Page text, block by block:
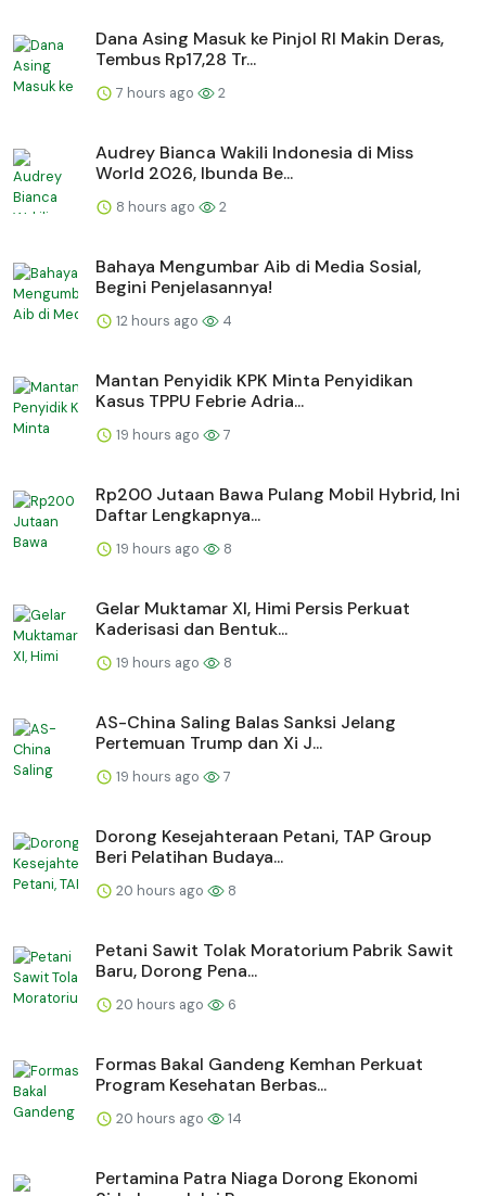
Dana Asing Masuk ke Pinjol RI Makin Deras,
Tembus Rp17,28 Tr...
7 hours ago 2
Audrey Bianca Wakili Indonesia di Miss
World 2026, Ibunda Be...
8 hours ago 2
Bahaya Mengumbar Aib di Media Sosial,
Begini Penjelasannya!
12 hours ago 4
Mantan Penyidik KPK Minta Penyidikan
Kasus TPPU Febrie Adria...
19 hours ago 7
Rp200 Jutaan Bawa Pulang Mobil Hybrid, Ini
Daftar Lengkapnya...
19 hours ago 8
Gelar Muktamar XI, Himi Persis Perkuat
Kaderisasi dan Bentuk...
19 hours ago 8
AS-China Saling Balas Sanksi Jelang
Pertemuan Trump dan Xi J...
19 hours ago 7
Dorong Kesejahteraan Petani, TAP Group
Beri Pelatihan Budaya...
20 hours ago 8
Petani Sawit Tolak Moratorium Pabrik Sawit
Baru, Dorong Pena...
20 hours ago 6
Formas Bakal Gandeng Kemhan Perkuat
Program Kesehatan Berbas...
20 hours ago 14
Pertamina Patra Niaga Dorong Ekonomi